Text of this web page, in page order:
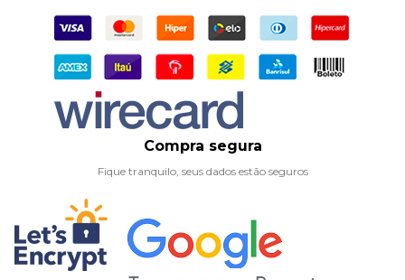
Compra segura
Fique tranquilo, seus dados estão seguros